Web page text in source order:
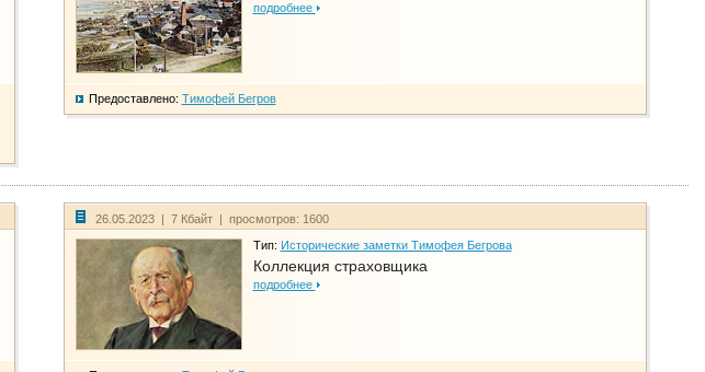
подробнее
Предоставлено: Тимофей Бегров
26.05.2023 | 7 Кбайт | просмотров: 1600
Тип: Исторические заметки Тимофея Бегрова
Коллекция страховщика
подробнее